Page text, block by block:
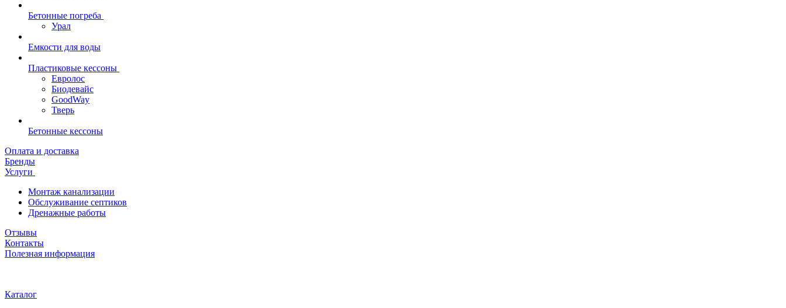
Бетонные погреба
Урал
Емкости для воды
Пластиковые кессоны
Евролос
Биодевайс
GoodWay
Тверь
Бетонные кессоны
Оплата и доставка
Бренды
Услуги
Монтаж канализации
Обслуживание септиков
Дренажные работы
Отзывы
Контакты
Полезная информация
Каталог